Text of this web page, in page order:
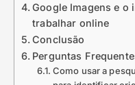
Google Imagens e o
trabalhar online
Conclusão
Perguntas
Como usar a